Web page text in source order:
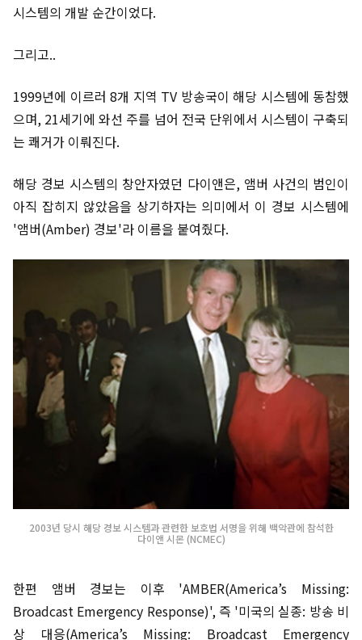
시스템의 개발 순간이었다.
그리고..
1999년에 이르러 8개 지역 TV 방송국이 해당 시스템에 동참했
으며, 21세기에 와선 주를 넘어 전국 단위에서 시스템이 구축되
는 쾌거가 이뤄진다.
해당 경보 시스템의 창안자였던 다이앤은, 앰버 사건의 범인이
아직 잡히지 않았음을 상기하자는 의미에서 이 경보 시스템에
'앰버(Amber) 경보'라 이름을 붙여줬다.
2003년 당시 해당 경보 시스템과 관련한 보호법 서명을 위해 백악관에 참석한
다이앤 시몬 (NCMEC)
한편 앰버 경보는 이후 'AMBER(America’s Missing:
Broadcast Emergency Response)', 즉 '미국의 실종: 방송 비
상 대응(America’s Missing: Broadcast Emergency